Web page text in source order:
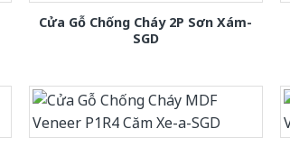
Cửa Gỗ Chống Cháy 2P Sơn Xám-
SGD